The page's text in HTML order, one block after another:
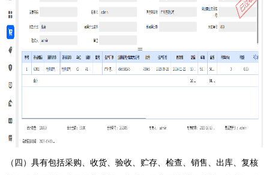
（四） 具有包括采购、收货、验收、贮存、检查、销售、出库、复核